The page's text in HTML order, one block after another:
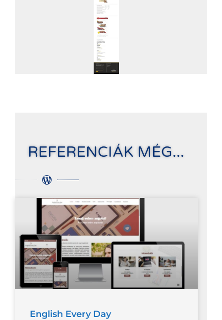
REFERENCIÁK MÉG...
English Every Day